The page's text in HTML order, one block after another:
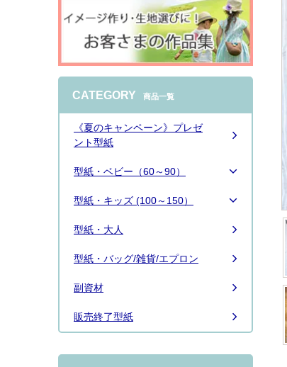
型紙「アロハシャツロンパース」をW
ガーゼでお仕立てしました。 なんとも
着心地の良さそうな一着になりました
♪シンプルなオープンカラーシャツは
普段着にもちょっとおめかしにも使い
やすくておススメインスタで詳しくご
続きはこちら
CATEGORY 商品一覧
《夏のキャンペーン》プレゼ
ント型紙
型紙・ベビー（60～90）
型紙・キッズ (100～150）
型紙・大人
型紙・バッグ/雑貨/エプロン
副資材
販売終了型紙